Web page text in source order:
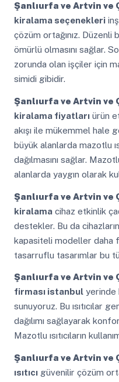
Şanlıurfa ve Artvin ve
kiralama seçenekleri
çözüm ortağınız. Düzenli
ömürlü olmasını sağlar.
zorunda olan işçiler için
simidi gibidir.
Şanlıurfa ve Artvin ve
kiralama fiyatlarıürün
akışı ile mükemmel hale
büyük alanlarda mazotlu
dağılmasını sağlar.
alanlarda yaygın olarak
Şanlıurfa ve Artvin ve
kiralamacihaz etkinlik
destekler. Bu da
kapasiteli modeller daha
tasarruflu tasarımlar bu
Şanlıurfa ve Artvin ve
firması istanbulyerinde
sunuyoruz. Bu ısıtıcılar
dağılımı sağlayarak
Mazotlu ısıtıcıların
Şanlıurfa ve Artvin ve
ısıtıcıgüvenilir çözüm